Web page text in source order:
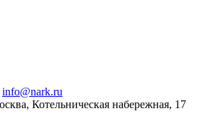
info@nark.ru
Котельническая набережная, 17